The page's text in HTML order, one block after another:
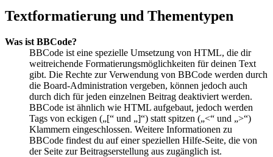
Textformatierung und Thementypen
Was ist BBCode?
BBCode ist eine spezielle Umsetzung von HTML, die dir
weitreichende Formatierungsmöglichkeiten für deinen Text
gibt. Die Rechte zur Verwendung von BBCode werden durch
die Board-Administration vergeben, können jedoch auch
durch dich für jeden einzelnen Beitrag deaktiviert werden.
BBCode ist ähnlich wie HTML aufgebaut, jedoch werden
Tags von eckigen („[“ und „]“) statt spitzen („<“ und „>“)
Klammern eingeschlossen. Weitere Informationen zu
BBCode findest du auf einer speziellen Hilfe-Seite, die von
der Seite zur Beitragserstellung aus zugänglich ist.